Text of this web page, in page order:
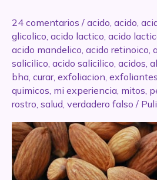
24 comentarios / acido, acido,
glicolico, acido lactico, acido
acido mandelico, acido retinoico,
salicilico, acido salicilico, acidos,
bha, curar, exfoliacion, exfoliantes
quimicos, mi experiencia, mitos,
rostro, salud, verdadero falso /